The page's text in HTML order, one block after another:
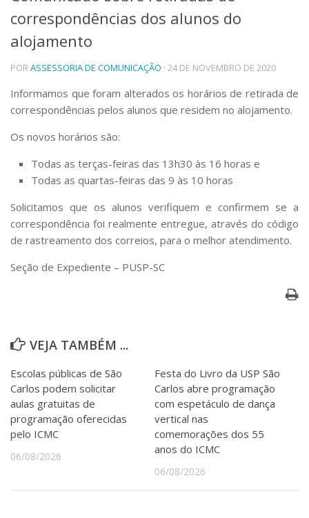
Telefones e Mapas
Pessoas
Ensino
Graduação
Educação a distância
Cursos de Extensão
Pesquisa e Inovação
Centros, Núcleos e Projetos em Rede
Pós-doutorado
Transferência de Tecnologia
Empresas Juniores
Extensão à Comunidade
Projetos, Programas e Cursos
Apoio ao Estudante
RH, Administrativo e Financeiro
Outros serviços
Comunicação
Assessorias e Mídias
Jornal da USP
correspondências dos alunos do
alojamento
PORASSESSORIA DE COMUNICAÇÃO · 24 DE NOVEMBRO DE 2020
Informamos que foram alterados os horários de retirada de
correspondências pelos alunos que residem no alojamento.
Os novos horários são:
Todas as terças-feiras das 13h30 às 16 horas e
Todas as quartas-feiras das 9 às 10 horas
Solicitamos que os alunos verifiquem e confirmem se a
correspondência foi realmente entregue, através do código
de rastreamento dos correios, para o melhor atendimento.
Seção de Expediente – PUSP-SC
VEJA TAMBÉM ...
Escolas públicas de São
Carlos podem solicitar
aulas gratuitas de
programação oferecidas
pelo ICMC
06/08/2026
Festa do Livro da USP São
Carlos abre programação
com espetáculo de dança
vertical nas
comemorações dos 55
anos do ICMC
06/08/2026